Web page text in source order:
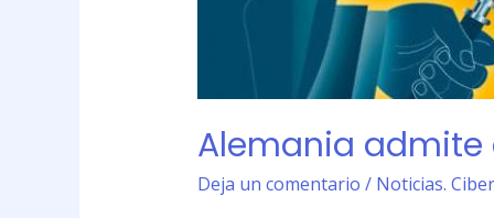
Alemania
Deja un comentario / Noticias.